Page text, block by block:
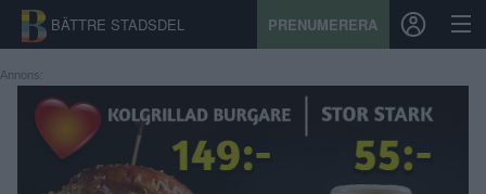
BÄTTRE STADSDEL PRENUMERERA
START
STADSDEL
Annons: